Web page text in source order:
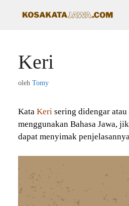
Keri
oleh Tomy
Kata Keri sering didengar
menggunakan Bahasa Jawa,
dapat menyimak